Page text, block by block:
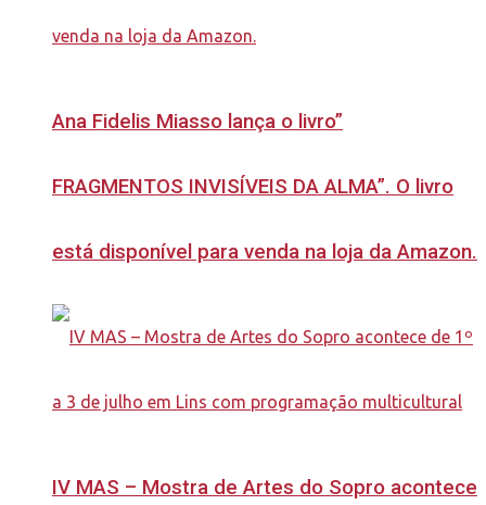
Ana Fidelis Miasso lança o livro”
FRAGMENTOS INVISÍVEIS DA ALMA”. O livro
está disponível para venda na loja da Amazon.
IV MAS – Mostra de Artes do Sopro acontece